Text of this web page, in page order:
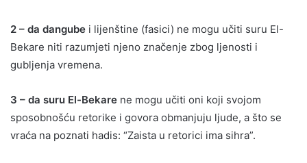
2 – da dangube i lijenštine (fasici) ne mogu učiti suru El-
Bekare niti razumjeti njeno značenje zbog ljenosti i
gubljenja vremena.
3 – da suru El-Bekare ne mogu učiti oni koji svojom
sposobnošću retorike i govora obmanjuju ljude, a što se
vraća na poznati hadis: “Zaista u retorici ima sihra”.